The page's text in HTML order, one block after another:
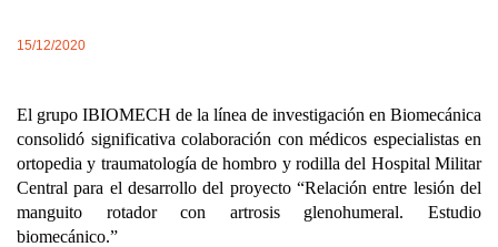
15/12/2020
El grupo IBIOMECH de la línea de investigación en Biomecánica
consolidó significativa colaboración con médicos especialistas en
ortopedia y traumatología de hombro y rodilla del Hospital Militar
Central para el desarrollo del proyecto “Relación entre lesión del
manguito rotador con artrosis glenohumeral. Estudio
biomecánico.”